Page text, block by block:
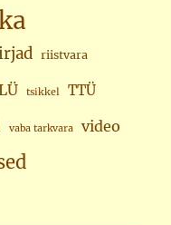
riistvara
tsikkel TTÜ
vaba tarkvara video